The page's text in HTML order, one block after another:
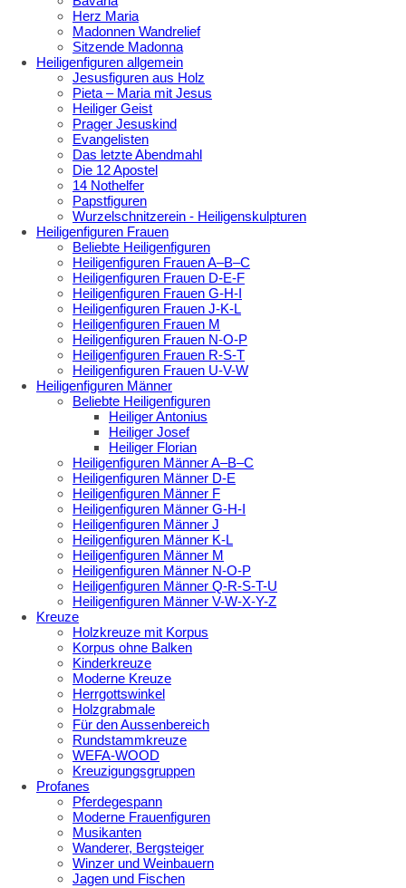
Herz Maria
Madonnen Wandrelief
Sitzende Madonna
Heiligenfiguren allgemein
Jesusfiguren aus Holz
Pieta – Maria mit Jesus
Heiliger Geist
Prager Jesuskind
Evangelisten
Das letzte Abendmahl
Die 12 Apostel
14 Nothelfer
Papstfiguren
Wurzelschnitzerein - Heiligenskulpturen
Heiligenfiguren Frauen
Beliebte Heiligenfiguren
Heiligenfiguren Frauen A–B–C
Heiligenfiguren Frauen D-E-F
Heiligenfiguren Frauen G-H-I
Heiligenfiguren Frauen J-K-L
Heiligenfiguren Frauen M
Heiligenfiguren Frauen N-O-P
Heiligenfiguren Frauen R-S-T
Heiligenfiguren Frauen U-V-W
Heiligenfiguren Männer
Beliebte Heiligenfiguren
Heiliger Antonius
Heiliger Josef
Heiliger Florian
Heiligenfiguren Männer A–B–C
Heiligenfiguren Männer D-E
Heiligenfiguren Männer F
Heiligenfiguren Männer G-H-I
Heiligenfiguren Männer J
Heiligenfiguren Männer K-L
Heiligenfiguren Männer M
Heiligenfiguren Männer N-O-P
Heiligenfiguren Männer Q-R-S-T-U
Heiligenfiguren Männer V-W-X-Y-Z
Kreuze
Holzkreuze mit Korpus
Korpus ohne Balken
Kinderkreuze
Moderne Kreuze
Herrgottswinkel
Holzgrabmale
Für den Aussenbereich
Rundstammkreuze
WEFA-WOOD
Kreuzigungsgruppen
Profanes
Pferdegespann
Moderne Frauenfiguren
Musikanten
Wanderer, Bergsteiger
Winzer und Weinbauern
Jagen und Fischen